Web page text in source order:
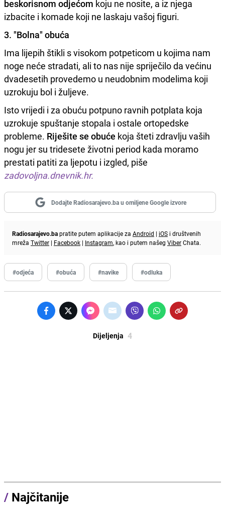
beskorisnom odjećom koju ne nosite, a iz njega
izbacite i komade koji ne laskaju vašoj figuri.
3. "Bolna" obuća
Ima lijepih štikli s visokom potpeticom u kojima nam
noge neće stradati, ali to nas nije spriječilo da većinu
dvadesetih provedemo u neudobnim modelima koji
uzrokuju bol i žuljeve.
Isto vrijedi i za obuću potpuno ravnih potplata koja
uzrokuje spuštanje stopala i ostale ortopedske
probleme. Riješite se obuće koja šteti zdravlju vaših
nogu jer su tridesete životni period kada moramo
prestati patiti za ljepotu i izgled, piše
zadovoljna.dnevnik.hr.
Dodajte Radiosarajevo.ba u omiljene Google izvore
Radiosarajevo.bapratite putem aplikacije za Android | iOS i društvenih
mreža Twitter | Facebook | Instagram, kao i putem našeg ViberChata.
#odjeća #obuća #navike #odluka
Dijeljenja 4
/ Najčitanije